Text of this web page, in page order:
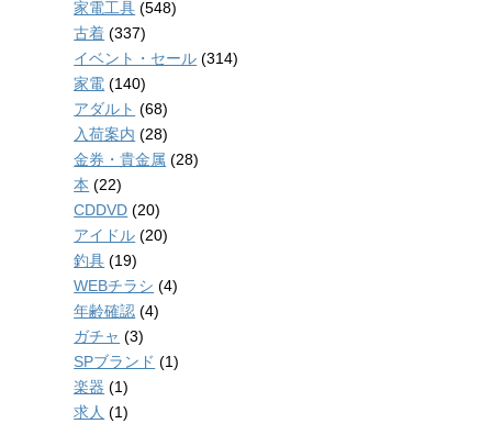
家電工具 (548)
古着 (337)
イベント・セール (314)
家電 (140)
アダルト (68)
入荷案内 (28)
金券・貴金属 (28)
本 (22)
CDDVD (20)
アイドル (20)
釣具 (19)
WEBチラシ (4)
年齢確認 (4)
ガチャ (3)
SPブランド (1)
楽器 (1)
求人 (1)